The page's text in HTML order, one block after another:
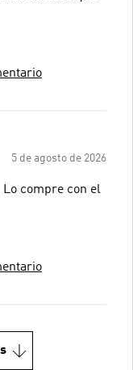
5 de agosto de 2026
Lo compre con el